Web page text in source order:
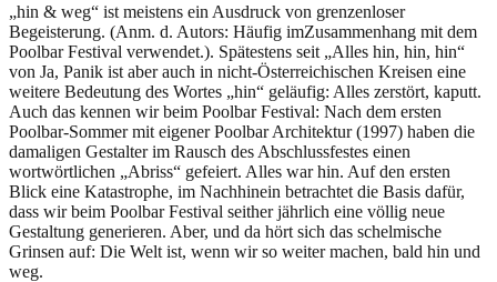
„hin & weg“ ist meistens ein Ausdruck von grenzenloser
Begeisterung. (Anm. d. Autors: Häufig imZusammenhang mit dem
Poolbar Festival verwendet.). Spätestens seit „Alles hin, hin, hin“
von Ja, Panik ist aber auch in nicht-Österreichischen Kreisen eine
weitere Bedeutung des Wortes „hin“ geläufig: Alles zerstört, kaputt.
Auch das kennen wir beim Poolbar Festival: Nach dem ersten
Poolbar-Sommer mit eigener Poolbar Architektur (1997) haben die
damaligen Gestalter im Rausch des Abschlussfestes einen
wortwörtlichen „Abriss“ gefeiert. Alles war hin. Auf den ersten
Blick eine Katastrophe, im Nachhinein betrachtet die Basis dafür,
dass wir beim Poolbar Festival seither jährlich eine völlig neue
Gestaltung generieren. Aber, und da hört sich das schelmische
Grinsen auf: Die Welt ist, wenn wir so weiter machen, bald hin und
weg.